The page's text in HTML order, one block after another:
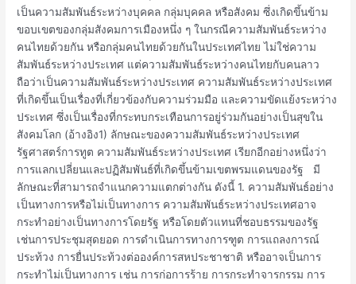
เป็นความสัมพันธ์ระหว่างบุคคล กลุ่มบุคคล หรือสังคม ซึ่งเกิดขึ้นข้าม
ขอบเขตของกลุ่มสังคมการเมืองหนึ่ง ๆ ในกรณีความสัมพันธ์ระหว่าง
คนไทยด้วยกัน หรือกลุ่มคนไทยด้วยกันในประเทศไทย ไม่ใช่ความ
สัมพันธ์ระหว่างประเทศ แต่ความสัมพันธ์ระหว่างคนไทยกับคนลาว
ถือว่าเป็นความสัมพันธ์ระหว่างประเทศ ความสัมพันธ์ระหว่างประเทศ
ที่เกิดขึ้นเป็นเรื่องที่เกี่ยวข้องกับความร่วมมือ และความขัดแย้งระหว่าง
ประเทศ ซึ่งเป็นเรื่องที่กระทบกระเทือนการอยู่ร่วมกันอย่างเป็นสุขใน
สังคมโลก (อ้างอิง1) ลักษณะของความสัมพันธ์ระหว่างประเทศ
รัฐศาสตร์การทูต ความสัมพันธ์ระหว่างประเทศ เรียกอีกอย่างหนึ่งว่า
การแลกเปลี่ยนและปฏิสัมพันธ์ที่เกิดขึ้นข้ามเขตพรมแดนของรัฐ มี
ลักษณะที่สามารถจำแนกความแตกต่างกัน ดังนี้ 1. ความสัมพันธ์อย่าง
เป็นทางการหรือไม่เป็นทางการ ความสัมพันธ์ระหว่างประเทศอาจ
กระทำอย่างเป็นทางการโดยรัฐ หรือโดยตัวแทนที่ชอบธรรมของรัฐ
เช่นการประชุมสุดยอด การดำเนินการทางการฑูต การแถลงการณ์
ประท้วง การยื่นประท้วงต่อองค์การสหประชาชาติ หรืออาจเป็นการ
กระทำไม่เป็นทางการ เช่น การก่อการร้าย การกระทำจารกรรม การ